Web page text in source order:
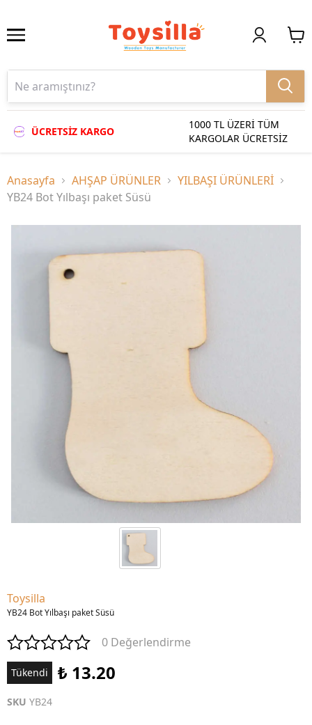
ÜCRETSİZ KARGO
1000 TL ÜZERİ TÜM
KARGOLAR ÜCRETSİZ
Anasayfa AHŞAP ÜRÜNLER
YILBAŞI ÜRÜNLERİ
YB24 Bot Yılbaşı paket Süsü
Toysilla
YB24 Bot Yılbaşı paket Süsü
0 Değerlendirme
Tükendi ₺ 13.20
SKU YB24